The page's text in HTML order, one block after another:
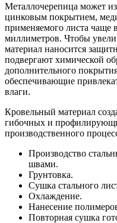
Металлочерепица может
цинковым покрытием,
применяемого листа чаще
миллиметров. Чтобы
материал наносится
подвергают химической
дополнительного
обеспечивающие
влаги.
Кровельный материал
гибочных и
производственного
Производство
швами.
Грунтовка.
Сушка стального
Охлаждение.
Нанесение
Повторная сушка